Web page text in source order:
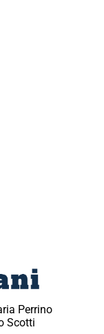
Perrino
Scotti